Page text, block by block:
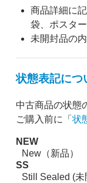
商品詳細に
袋、ポスタ
未開封品の
状態表記につ
中古商品の状態
ご購入前に「 状
NEW
New（新品）
SS
Still Sealed (